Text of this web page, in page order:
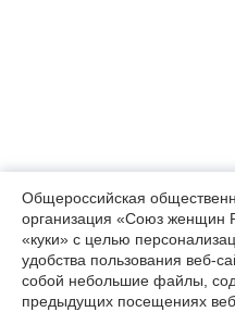
16+
© wuor.ru Использование
при указании ссылки на
Общероссийская
организация «Союз женщин
«куки» с целью
удобства пользования веб-
собой небольшие файлы,
предыдущих посещениях